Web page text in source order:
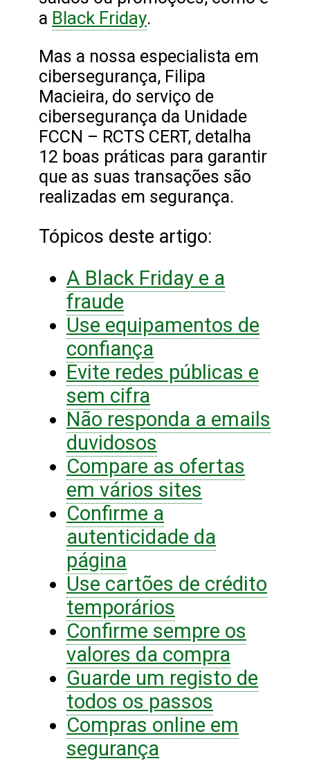
a Black Friday.
Mas a nossa especialista em
cibersegurança, Filipa
Macieira, do serviço de
cibersegurança da Unidade
FCCN – RCTS CERT, detalha
12 boas práticas para garantir
que as suas transações são
realizadas em segurança.
Tópicos deste artigo:
A Black Friday e a
fraude
Use equipamentos de
confiança
Evite redes públicas e
sem cifra
Não responda a emails
duvidosos
Compare as ofertas
em vários sites
Confirme a
autenticidade da
página
Use cartões de crédito
temporários
Confirme sempre os
valores da compra
Guarde um registo de
todos os passos
Compras online em
segurança